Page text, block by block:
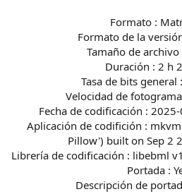
Formato :
Formato de la
Tamaño de archivo
Duración : 2 h
Tasa de bits
Velocidad de
Fecha de codificación :
Aplicación de codifición :
Pillow') built on Sep 2
Librería de codificación : libebml
Portada :
Descripción de